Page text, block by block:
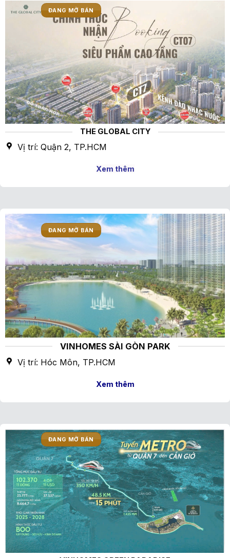
ĐANG MỞ BÁN
THE GLOBAL CITY
Vị trí: Quận 2, TP.HCM
Xem thêm
ĐANG MỞ BÁN
VINHOMES SÀI GÒN PARK
Vị trí: Hóc Môn, TP.HCM
Xem thêm
ĐANG MỞ BÁN